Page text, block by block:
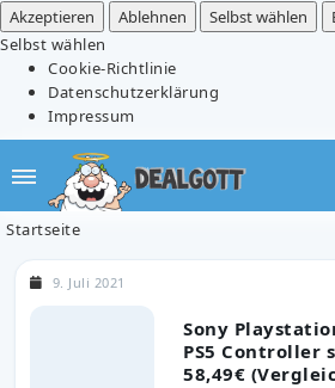
Akzeptieren
Ablehnen Selbst wählen
Selbst wählen
Cookie-Richtlinie
Datenschutzerklärung
Impressum
Startseite
Sony
PS5 Controller
58,49€
9. Juli 2021